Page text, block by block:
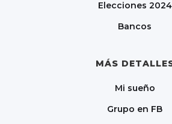
Elecciones 2024
Bancos
MÁS
Mi sueño
Grupo en FB